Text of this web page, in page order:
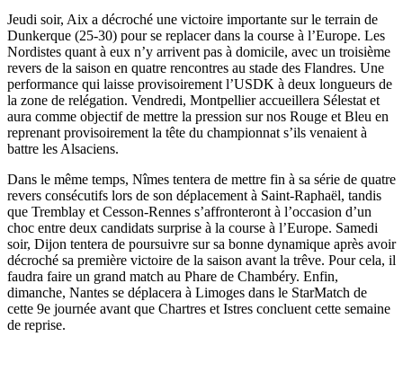
Jeudi soir, Aix a décroché une victoire importante sur le terrain de
Dunkerque (25-30) pour se replacer dans la course à l’Europe. Les
Nordistes quant à eux n’y arrivent pas à domicile, avec un troisième
revers de la saison en quatre rencontres au stade des Flandres. Une
performance qui laisse provisoirement l’USDK à deux longueurs de
la zone de relégation. Vendredi, Montpellier accueillera Sélestat et
aura comme objectif de mettre la pression sur nos Rouge et Bleu en
reprenant provisoirement la tête du championnat s’ils venaient à
battre les Alsaciens.
Dans le même temps, Nîmes tentera de mettre fin à sa série de quatre
revers consécutifs lors de son déplacement à Saint-Raphaël, tandis
que Tremblay et Cesson-Rennes s’affronteront à l’occasion d’un
choc entre deux candidats surprise à la course à l’Europe. Samedi
soir, Dijon tentera de poursuivre sur sa bonne dynamique après avoir
décroché sa première victoire de la saison avant la trêve. Pour cela, il
faudra faire un grand match au Phare de Chambéry. Enfin,
dimanche, Nantes se déplacera à Limoges dans le StarMatch de
cette 9e journée avant que Chartres et Istres concluent cette semaine
de reprise.